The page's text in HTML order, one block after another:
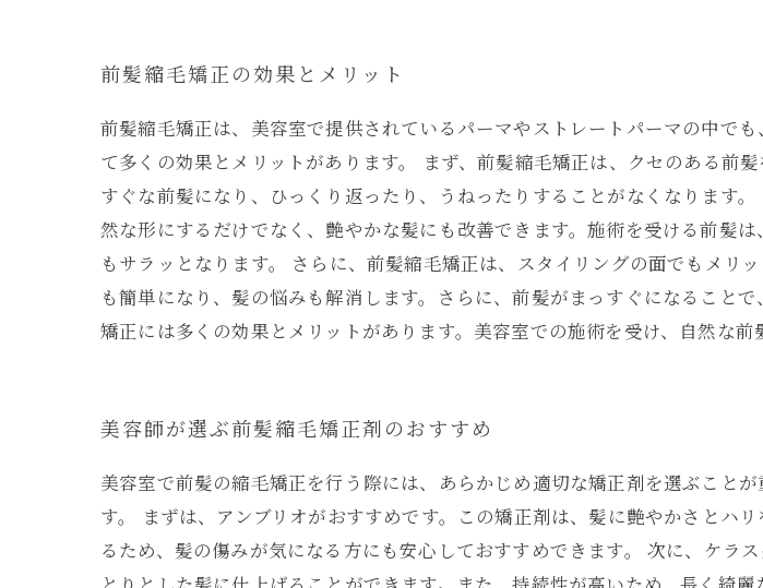
前髪縮毛矯正の効果とメリット
前髪縮毛矯正は、美容室で提供されているパーマやストレートパーマの中で
て多くの効果とメリットがあります。 まず、前髪縮毛矯正は、クセのある前
すぐな前髪になり、ひっくり返ったり、うねったりすることがなくなります
然な形にするだけでなく、艶やかな髪にも改善できます。施術を受ける前髪
もサラッとなります。 さらに、前髪縮毛矯正は、スタイリングの面でもメリ
も簡単になり、髪の悩みも解消します。さらに、前髪がまっすぐになること
矯正には多くの効果とメリットがあります。美容室での施術を受け、自然な前
美容師が選ぶ前髪縮毛矯正剤のおすすめ
美容室で前髪の縮毛矯正を行う際には、あらかじめ適切な矯正剤を選ぶこと
す。 まずは、アンブリオがおすすめです。この矯正剤は、髪に艶やかさとハ
るため、髪の傷みが気になる方にも安心しておすすめできます。 次に、ケラ